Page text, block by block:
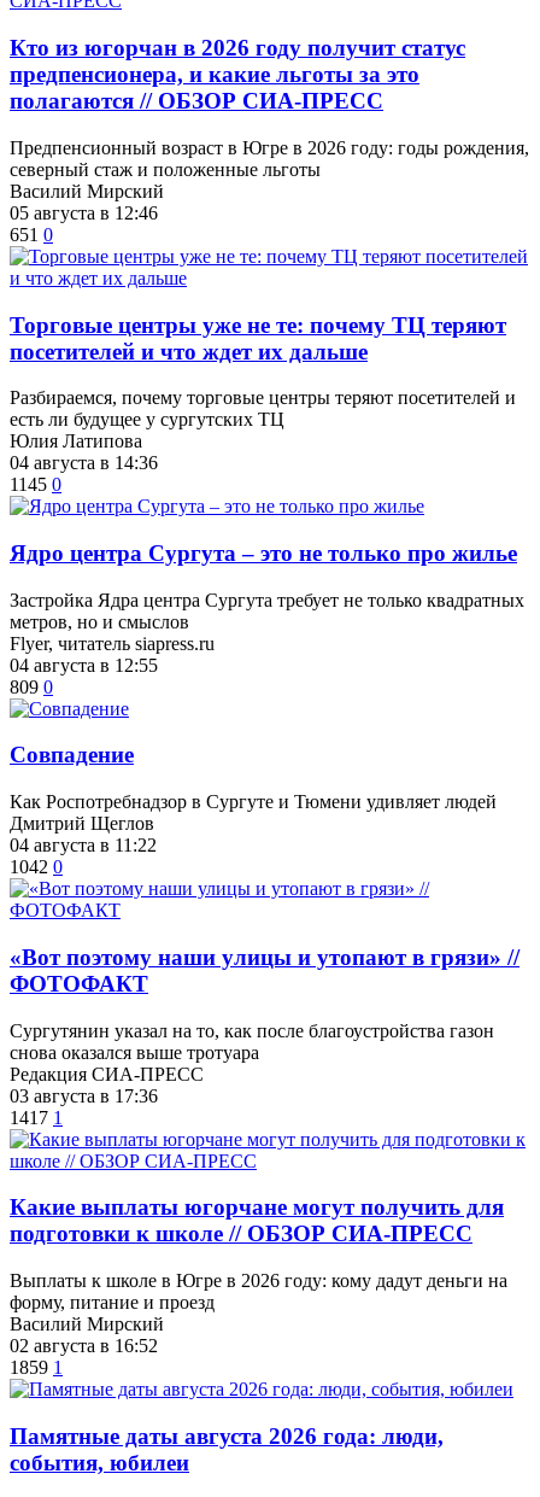
Кто из югорчан в 2026 году получит статус
предпенсионера, и какие льготы за это
полагаются // ОБЗОР СИА-ПРЕСС
Предпенсионный возраст в Югре в 2026 году: годы рождения,
северный стаж и положенные льготы
Василий Мирский
05 августа в 12:46
651 0
Торговые центры уже не те: почему ТЦ теряют
посетителей и что ждет их дальше
Разбираемся, почему торговые центры теряют посетителей и
есть ли будущее у сургутских ТЦ
Юлия Латипова
04 августа в 14:36
1145 0
​Ядро центра Сургута ‒ это не только про жилье
Застройка Ядра центра Сургута требует не только квадратных
метров, но и смыслов
Flyer, читатель siapress.ru
04 августа в 12:55
809 0
​Совпадение
Как Роспотребнадзор в Сургуте и Тюмени удивляет людей
Дмитрий Щеглов
04 августа в 11:22
1042 0
«Вот поэтому наши улицы и утопают в грязи» //
ФОТОФАКТ
Сургутянин указал на то, как после благоустройства газон
снова оказался выше тротуара
Редакция СИА-ПРЕСС
03 августа в 17:36
1417 1
Какие выплаты югорчане могут получить для
подготовки к школе // ОБЗОР СИА-ПРЕСС
Выплаты к школе в Югре в 2026 году: кому дадут деньги на
форму, питание и проезд
Василий Мирский
02 августа в 16:52
1859 1
​Памятные даты августа 2026 года: люди,
события, юбилеи